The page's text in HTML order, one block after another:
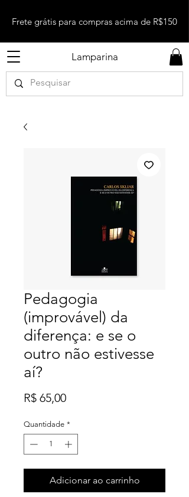
Lamparina
Frete grátis para compras acima de R$150
Pedagogia
(improvável) da
diferença: e se o
outro não estivesse
aí?
R$ 65,00Preço
Quantidade *
Adicionar ao carrinho